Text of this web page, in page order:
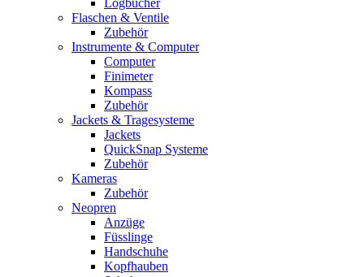
Logbücher
Flaschen & Ventile
Zubehör
Instrumente & Computer
Computer
Finimeter
Kompass
Zubehör
Jackets & Tragesysteme
Jackets
QuickSnap Systeme
Zubehör
Kameras
Zubehör
Neopren
Anzüge
Füsslinge
Handschuhe
Kopfhauben